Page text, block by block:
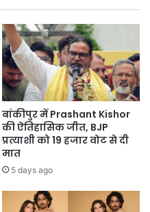
बांकीपुर में Prashant Kishor
की ऐतिहासिक जीत, BJP
प्रत्याशी को 19 हजार वोट से दी
मात
5 days ago